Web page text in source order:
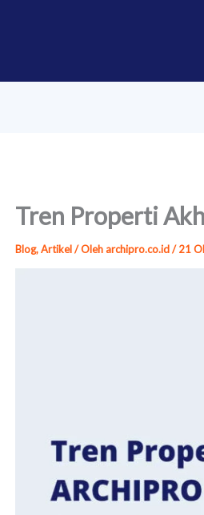
Tren Properti
Blog,Artikel/ Oleh archipro.co.id/21